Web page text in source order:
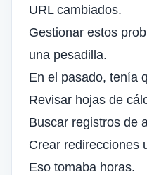
URL cambiados.
Gestionar estos
una pesadilla.
En el pasado, tenía
Revisar hojas de
Buscar registros de
Crear redirecciones
Eso tomaba horas.